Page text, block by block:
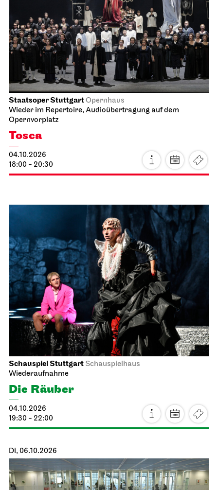
Staatsoper StuttgartOpernhaus
Wieder im Repertoire, Audioübertragung auf dem
Opernvorplatz
Tosca
04.10.2026
18:00 - 20:30
Schauspiel Stuttgart Schauspielhaus
Wiederaufnahme
Die Räuber
04.10.2026
19:30 - 22:00
Di, 06.10.2026